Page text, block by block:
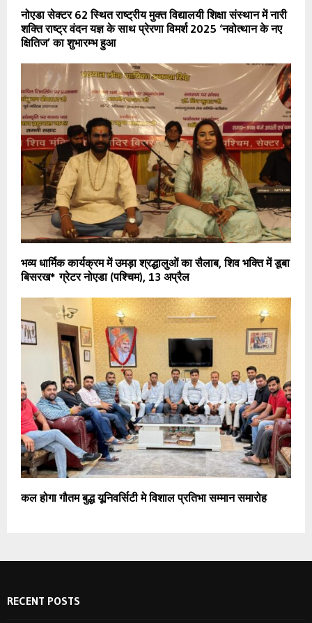
नोएडा सेक्टर 62 स्थित राष्ट्रीय मुक्त विद्यालयी शिक्षा संस्थान में नारी
शक्ति राष्ट्र वंदन यज्ञ के साथ प्रेरणा विमर्श 2025 ‘नवोत्थान के नए
क्षितिज’ का शुभारम्भ हुआ
भव्य धार्मिक कार्यक्रम में उमड़ा श्रद्धालुओं का सैलाब, शिव भक्ति में डूबा
बिसरख* ग्रेटर नोएडा (पश्चिम), 13 अप्रैल
कल होगा गौतम बुद्ध यूनिवर्सिटी मे विशाल प्रतिभा सम्मान समारोह
RECENT POSTS